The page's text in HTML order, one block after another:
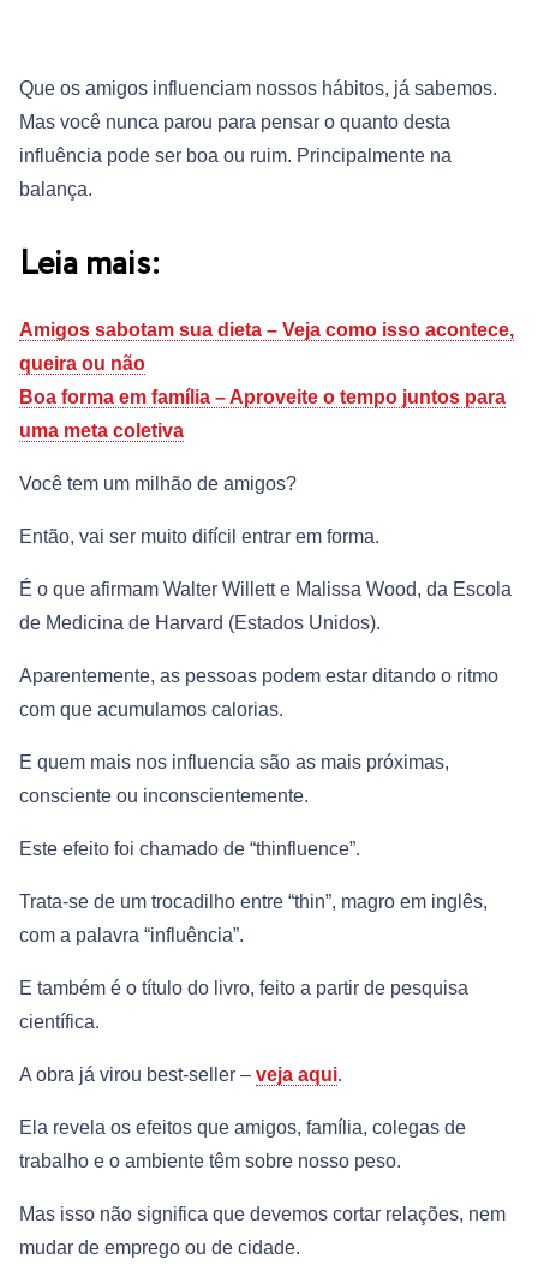
Que os amigos influenciam nossos hábitos, já sabemos.
Mas você nunca parou para pensar o quanto desta
influência pode ser boa ou ruim. Principalmente na
balança.
Leia mais:
Amigos sabotam sua dieta – Veja como isso acontece,
queira ou não
Boa forma em família – Aproveite o tempo juntos para
uma meta coletiva
Você tem um milhão de amigos?
Então, vai ser muito difícil entrar em forma.
É o que afirmam Walter Willett e Malissa Wood, da Escola
de Medicina de Harvard (Estados Unidos).
Aparentemente, as pessoas podem estar ditando o ritmo
com que acumulamos calorias.
E quem mais nos influencia são as mais próximas,
consciente ou inconscientemente.
Este efeito foi chamado de “thinfluence”.
Trata-se de um trocadilho entre “thin”, magro em inglês,
com a palavra “influência”.
E também é o título do livro, feito a partir de pesquisa
científica.
A obra já virou best-seller – veja aqui.
Ela revela os efeitos que amigos, família, colegas de
trabalho e o ambiente têm sobre nosso peso.
Mas isso não significa que devemos cortar relações, nem
mudar de emprego ou de cidade.